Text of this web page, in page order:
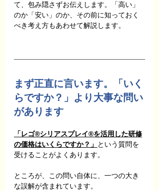
て、包み隠さずお伝えします。「高い」
のか「安い」のか、その前に知っておく
べき考え方もあわせて解説します。
まず正直に言います。「いく
らですか？」より大事な問い
があります
「レゴ®シリアスプレイ®を活用した研修
の価格はいくらですか？」 という質問を
受けることがよくあります。
ところが、この問い自体に、一つの大き
な誤解が含まれています。